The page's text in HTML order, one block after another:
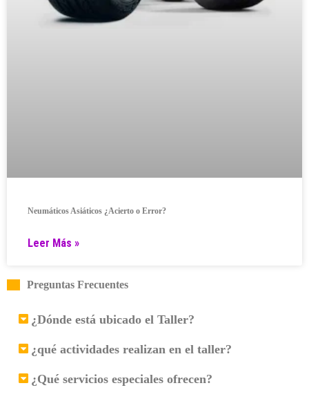
Neumáticos Asiáticos ¿Acierto o Error?
Leer Más »
Preguntas Frecuentes
¿Dónde está ubicado el Taller?
¿qué actividades realizan en el taller?
¿Qué servicios especiales ofrecen?